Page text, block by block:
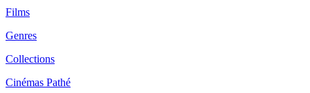
Films
Genres
Collections
Cinémas Pathé